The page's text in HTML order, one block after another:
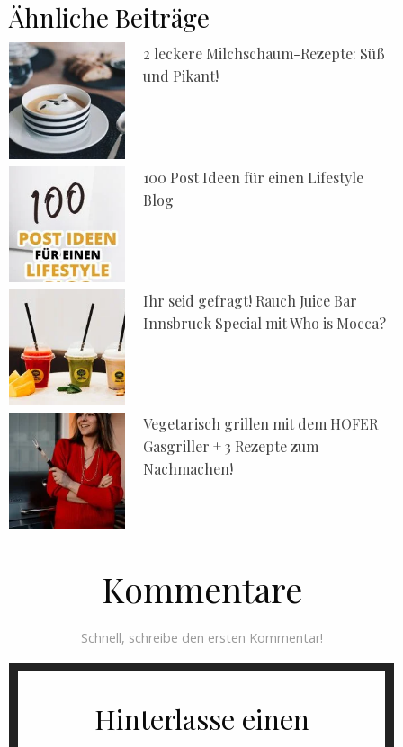
Ähnliche Beiträge
2 leckere Milchschaum-Rezepte: Süß
und Pikant!
100 Post Ideen für einen Lifestyle
Blog
Ihr seid gefragt! Rauch Juice Bar
Innsbruck Special mit Who is Mocca?
Vegetarisch grillen mit dem HOFER
Gasgriller + 3 Rezepte zum
Nachmachen!
Kommentare
Schnell, schreibe den ersten Kommentar!
Hinterlasse einen